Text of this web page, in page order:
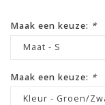
Maak een keuze: *
Maat - S
Maak een keuze: *
Kleur - Groen/